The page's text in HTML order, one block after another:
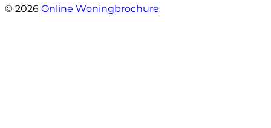
© 2026 Online Woningbrochure